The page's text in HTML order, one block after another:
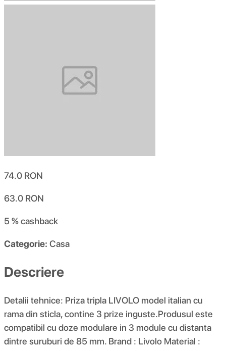
74.0 RON
63.0 RON
5 %cashback
Categorie: Casa
Descriere
Detalii tehnice: Priza tripla LIVOLO model italian cu
rama din sticla, contine 3 prize inguste.Produsul este
compatibil cu doze modulare in 3 module cu distanta
dintre suruburi de 85 mm. Brand : Livolo Material :